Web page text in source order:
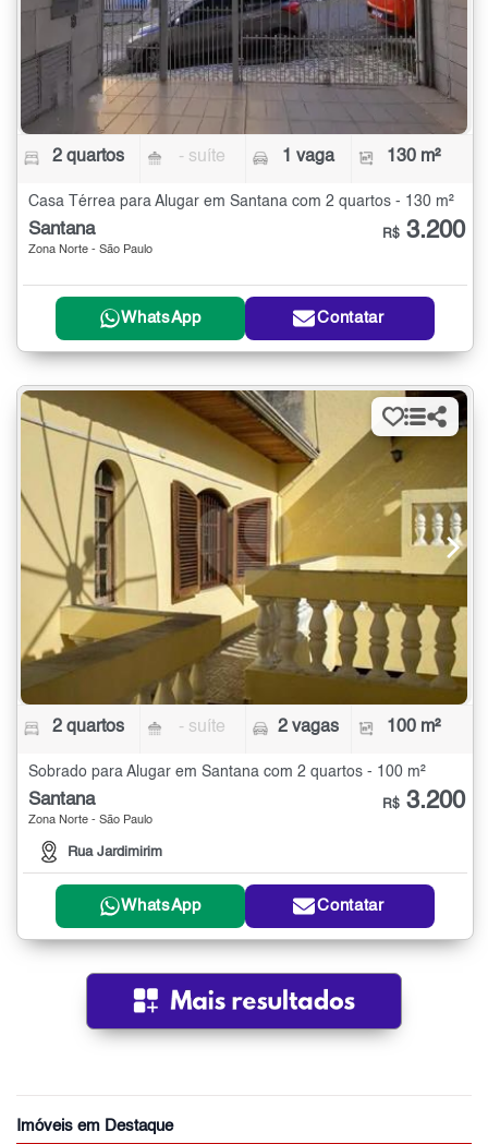
2 quartos - suíte 1 vaga 130 m²
Casa Térrea para Alugar em Santana com 2 quartos - 130 m²
Santana
Zona Norte - São Paulo
R$ 3.200
WhatsApp Contatar
2 quartos - suíte 2 vagas 100 m²
Sobrado para Alugar em Santana com 2 quartos - 100 m²
Santana
Zona Norte - São Paulo
Rua Jardimirim
R$ 3.200
WhatsApp Contatar
Imóveis em Destaque